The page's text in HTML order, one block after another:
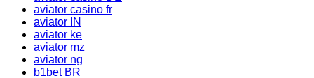
aviator casino fr
aviator IN
aviator ke
aviator mz
aviator ng
b1bet BR